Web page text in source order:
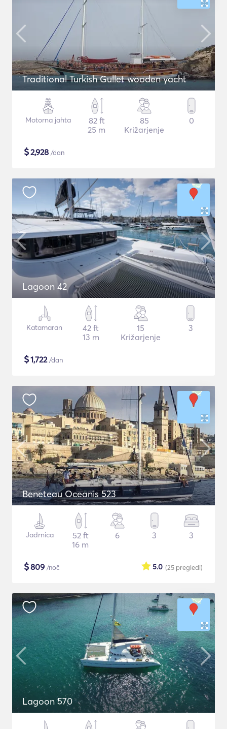
Traditional Turkish Gullet wooden yacht
Motorna jahta
82 ft
25 m
85
Križarjenje
0
$2,928 /dan
Lagoon 42
Katamaran
42 ft
13 m
15
Križarjenje
3
$1,722/dan
Beneteau Oceanis 523
Jadrnica
52 ft
16 m
6 3 3
$809 /noč (25 pregledi)
5.0
Lagoon 570